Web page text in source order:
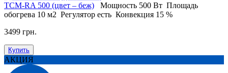
ТСM-RA 500 (цвет – беж) Мощность 500 Вт Площадь
обогрева 10 м2 Регулятор есть Конвекция 15 %
3499 грн.
Купить
АКЦИЯ